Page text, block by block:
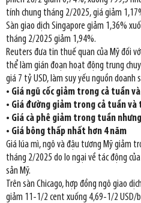
tính chung tháng 2/2025, giá giảm
Sàn giao dịch Singapore giảm 1,36%
tháng 2/2025 giảm 1,94%.
Reuters đưa tin thuế quan của Mỹ đối
thể làm gián đoạn hoạt động trung
giá 7 tỷ USD, làm suy yếu nguồn doanh
• Giá ngũ cốc giảm trong cả tuần
• Giá đường giảm trong cả tuần và
• Giá cà phê giảm trong tuần
• Giá bông thấp nhất hơn 4 năm
Giá lúa mì, ngô và đậu tương Mỹ giảm
tháng 2/2025 do lo ngại về tác động
sản Mỹ.
Trên sàn Chicago, hợp đồng ngô giao
giảm 11-1/2 cent xuống 4,69-1/2 USD/